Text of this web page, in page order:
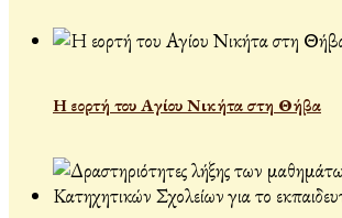
Η εορτή του Αγίου Νικήτα στη Θήβα